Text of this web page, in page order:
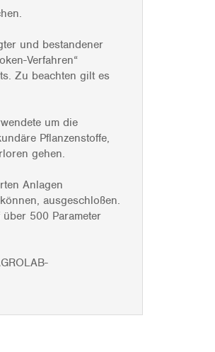
und bestandener
Verfahren“
Zu beachten gilt es
um die
Pflanzenstoffe,
gehen.
Anlagen
ausgeschloßen.
500 Parameter